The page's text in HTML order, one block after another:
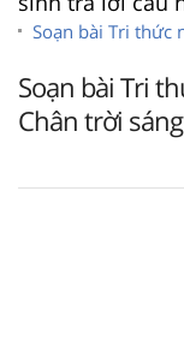
Soạn bài Tri thức
Soạn bài Tri
Chân trời